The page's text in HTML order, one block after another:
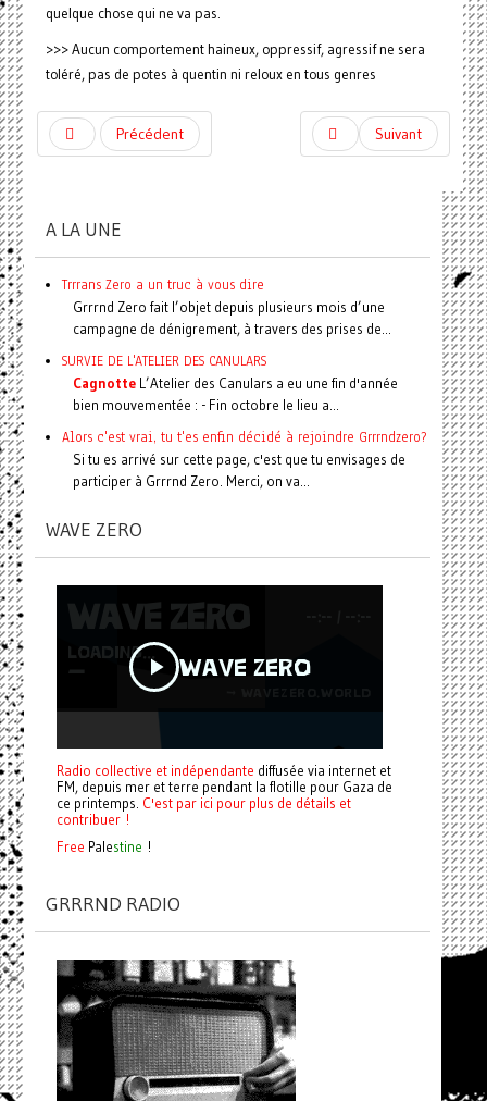
quelque chose qui ne va pas.
>>> Aucun comportement haineux, oppressif, agressif ne sera
toléré, pas de potes à quentin ni reloux en tous genres
Précédent Suivant
A LA UNE
Trrrans Zero a un truc à vous dire
Grrrnd Zero fait l’objet depuis plusieurs mois d’une
campagne de dénigrement, à travers des prises de...
SURVIE DE L'ATELIER DES CANULARS
CagnotteL’Atelier des Canulars a eu une fin d'année
bien mouvementée : - Fin octobre le lieu a...
Alors c'est vrai, tu t'es enfin décidé à rejoindre Grrrndzero?
Si tu es arrivé sur cette page, c'est que tu envisages de
participer à Grrrnd Zero. Merci, on va...
WAVE ZERO
Radio collective et indépendante diffusée via internet et
FM, depuis mer et terre pendant la flotille pour Gaza de
ce printemps. C'est par ici pour plus de détails et
contribuer !
Free Palestine !
GRRRND RADIO